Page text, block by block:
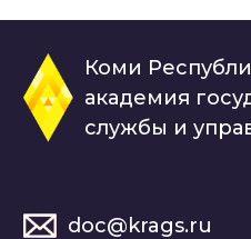
Коми
академия
службы и
doc@krags.ru